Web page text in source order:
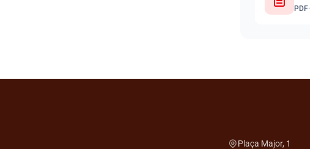
PDF·
Plaça Major, 1